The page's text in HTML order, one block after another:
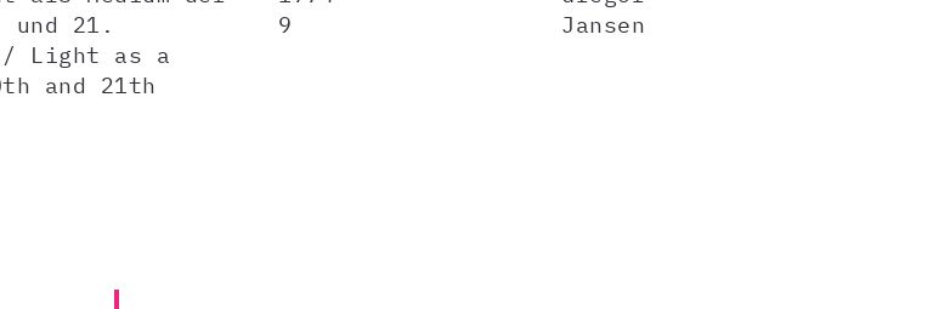
und 21.
/ Light as a
and 21th
9
Jansen